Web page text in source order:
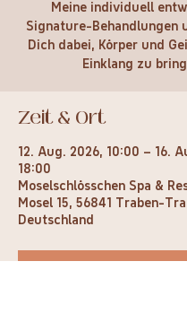
Meine individuell
Signature-Behandlungen
Dich dabei, Körper und
Einklang zu
Zeit & Ort
12. Aug. 2026, 10:00 – 16.
18:00
Moselschlösschen Spa &
Mosel 15, 56841 Traben-
Deutschland